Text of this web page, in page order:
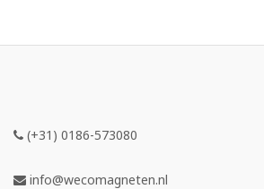
(+31) 0186-573080
info@wecomagneten.nl